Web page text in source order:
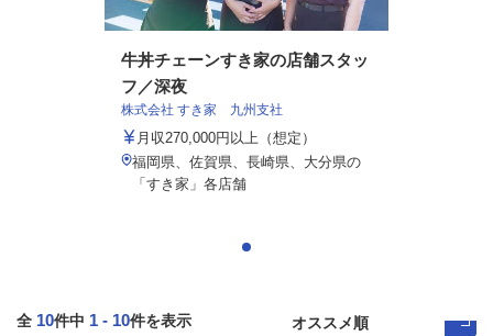
牛丼チェーンすき家の店舗スタッ
フ／深夜
株式会社 すき家 九州支社
月収270,000円以上（想定）
福岡県、佐賀県、長崎県、大分県の
「すき家」各店舗
全 10件中 1 - 10件を表示